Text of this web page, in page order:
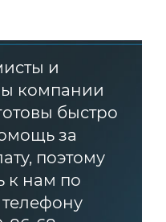
и
компании
быстро
за
поэтому
к нам по